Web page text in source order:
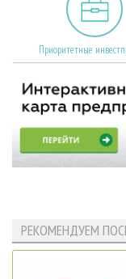
Приоритетные
РЕКОМЕНДУЕМ